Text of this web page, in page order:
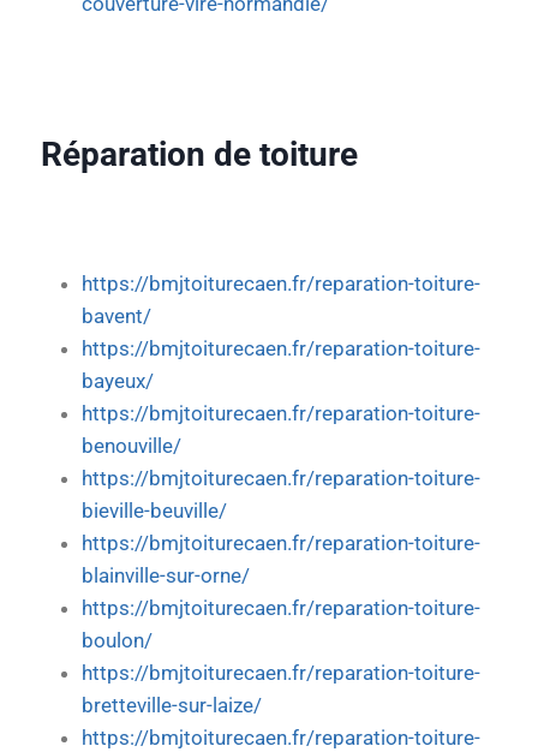
Réparation de toiture
https://bmjtoiturecaen.fr/reparation-toiture-
bavent/
https://bmjtoiturecaen.fr/reparation-toiture-
bayeux/
https://bmjtoiturecaen.fr/reparation-toiture-
benouville/
https://bmjtoiturecaen.fr/reparation-toiture-
bieville-beuville/
https://bmjtoiturecaen.fr/reparation-toiture-
blainville-sur-orne/
https://bmjtoiturecaen.fr/reparation-toiture-
boulon/
https://bmjtoiturecaen.fr/reparation-toiture-
bretteville-sur-laize/
https://bmjtoiturecaen.fr/reparation-toiture-